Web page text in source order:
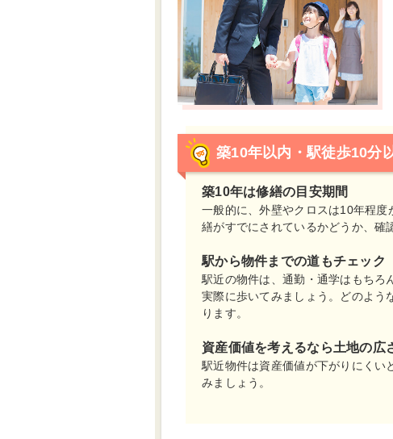
築10年以内・駅徒歩10分
築10年は修繕の目安期間
一般的に、外壁やクロスは10年程
繕がすでにされているかどうか、確
駅から物件までの道もチェック
駅近の物件は、通勤・通学はもちろ
実際に歩いてみましょう。どのよう
ります。
資産価値を考えるなら土地の広
駅近物件は資産価値が下がりにくい
みましょう。